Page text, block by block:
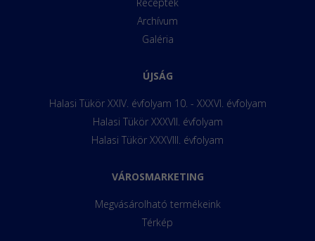
Receptek
Archívum
Galéria
ÚJSÁG
Halasi Tükör XXIV. évfolyam 10. - XXXVI. évfolyam
Halasi Tükör XXXVII. évfolyam
Halasi Tükör XXXVIII. évfolyam
VÁROSMARKETING
Megvásárolható termékeink
Térkép